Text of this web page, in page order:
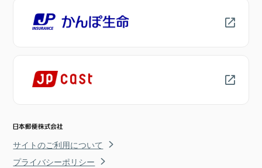
サイトのご利用について
プライバシーポリシー